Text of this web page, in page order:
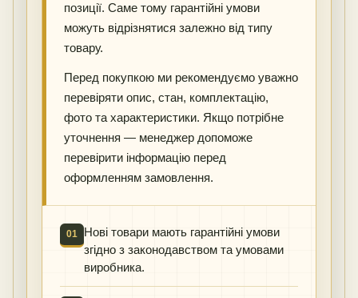
позиції. Саме тому гарантійні умови
можуть відрізнятися залежно від типу
товару.
Перед покупкою ми рекомендуємо уважно
перевіряти опис, стан, комплектацію,
фото та характеристики. Якщо потрібне
уточнення — менеджер допоможе
перевірити інформацію перед
оформленням замовлення.
01
Нові товари мають гарантійні умови
згідно з законодавством та умовами
виробника.